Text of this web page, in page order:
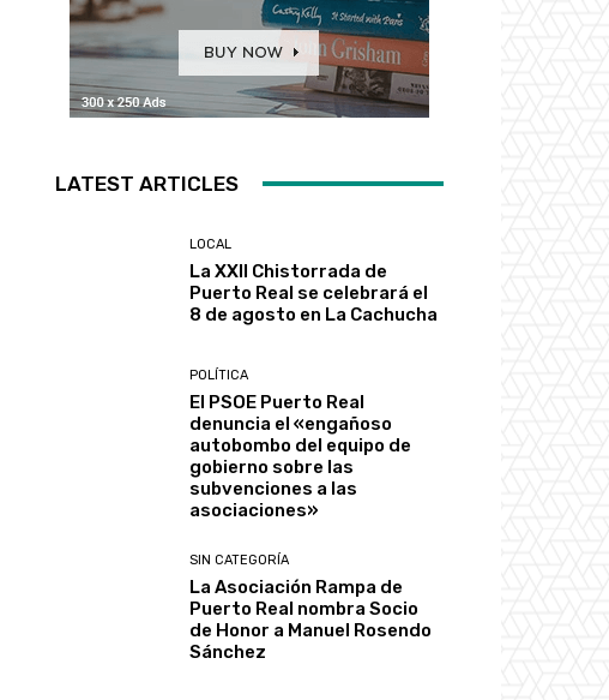
LATEST ARTICLES
LOCAL
La XXII Chistorrada de
Puerto Real se celebrará el
8 de agosto en La Cachucha
POLÍTICA
El PSOE Puerto Real
denuncia el «engañoso
autobombo del equipo de
gobierno sobre las
subvenciones a las
asociaciones»
SIN CATEGORÍA
La Asociación Rampa de
Puerto Real nombra Socio
de Honor a Manuel Rosendo
Sánchez